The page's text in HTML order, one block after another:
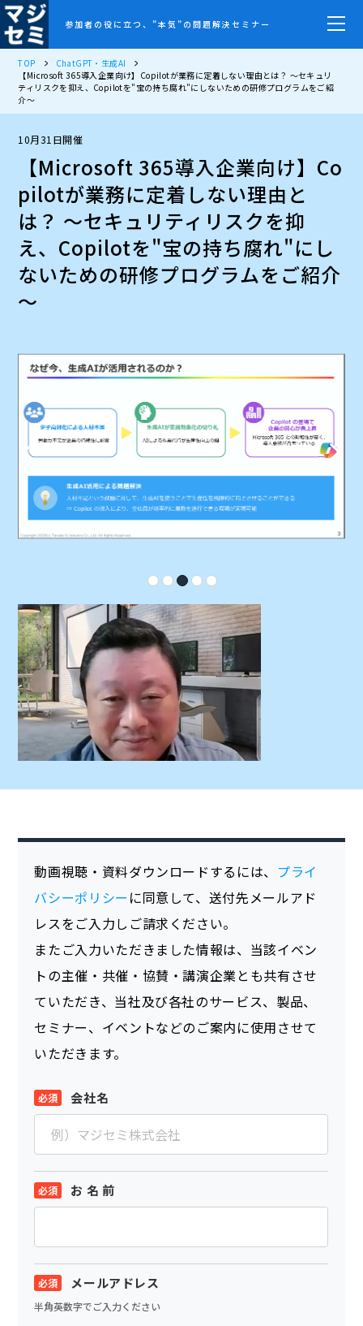
参加者の役に立つ、”本気”の問題解決セミナー
TOP
ChatGPT・生成AI
【Microsoft 365導入企業向け】Copilotが業務に定着しない理由とは？ ～セキュリ
ティリスクを抑え、Copilotを"宝の持ち腐れ"にしないための研修プログラムをご紹
介～
10月31日開催
【Microsoft 365導入企業向け】Co
pilotが業務に定着しない理由と
は？ ～セキュリティリスクを抑
え、Copilotを"宝の持ち腐れ"にし
ないための研修プログラムをご紹介
～
動画視聴・資料ダウンロードするには、 プライ
バシーポリシー に同意して、送付先メールアド
レスをご入力しご請求ください。
またご入力いただきました情報は、当該イベン
トの主催・共催・協賛・講演企業とも共有させ
ていただき、当社及び各社のサービス、製品、
セミナー、イベントなどのご案内に使用させて
いただきます。
会社名
お 名 前
メールアドレス
半角英数字でご入力ください